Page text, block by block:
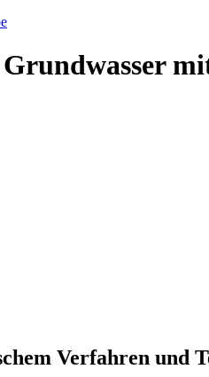
Verfahren und